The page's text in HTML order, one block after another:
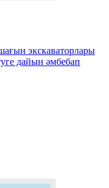
экскаваторлары
дайын әмбебап